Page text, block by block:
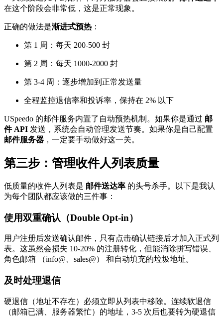
在这个阶段会非常低，这是正常现象。
正确的做法是渐进式预热 ：
第 1 周：每天 200-500 封
第 2 周：每天 1000-2000 封
第 3-4 周：逐步增加到正常发送量
全程监控退信率和投诉率，保持在 2% 以下
USpeedo 的邮件服务内置了自动预热机制。如果你是通过 邮
件 API 发送，系统会自动管理发送节奏。如果你是自己配置
邮件服务器 ，一定要手动做好这一关。
第三步：管理收件人列表质量
低质量的收件人列表是 邮件送达率 的头号杀手。以下是我认
为每个团队都应该做的三件事：
使用双重确认（Double Opt-in）
用户注册后发送确认邮件，只有点击确认链接后才加入正式列
表。这虽然会损失 10-20% 的注册转化，但能消除拼写错误、
角色邮箱 （info@、sales@） 和自动填充的垃圾地址。
及时处理退信
硬退信（地址不存在）必须立即从列表中移除。连续软退信
（邮箱已满、服务器繁忙）的地址，3-5 次后也要转为硬退信